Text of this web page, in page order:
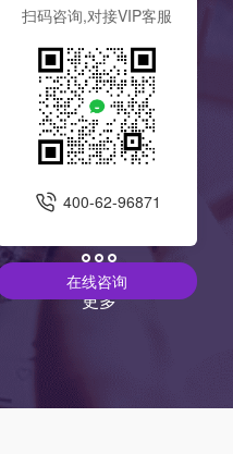
宠物
更多
扫码咨询,对接VIP客服
400-62-96871
在线咨询